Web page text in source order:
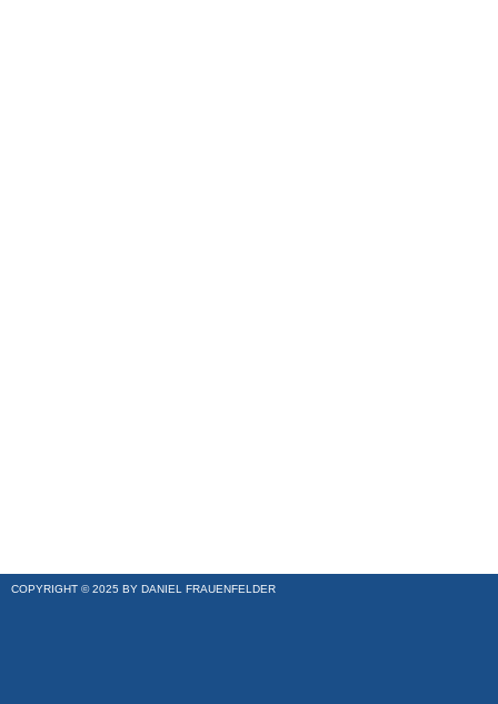
COPYRIGHT © 2025 BY DANIEL FRAUENFELDER